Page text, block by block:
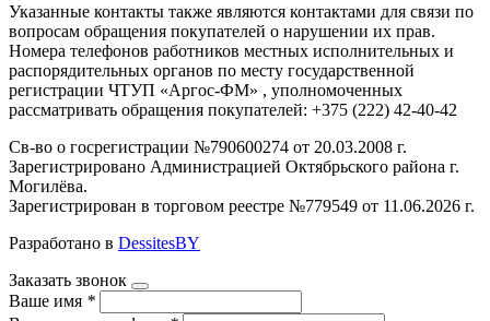
Указанные контакты также являются контактами для связи по
вопросам обращения покупателей о нарушении их прав.
Номера телефонов работников местных исполнительных и
распорядительных органов по месту государственной
регистрации ЧТУП «Аргос-ФМ» , уполномоченных
рассматривать обращения покупателей: +375 (222) 42-40-42
Св-во о госрегистрации №790600274 от 20.03.2008 г.
Зарегистрировано Администрацией Октябрьского района г.
Могилёва.
Зарегистрирован в торговом реестре №779549 от 11.06.2026 г.
Разработано в DessitesBY
Заказать звонок
Ваше имя *